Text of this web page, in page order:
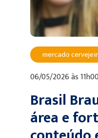
mercado
06/05/2026 às
Brasil
área e